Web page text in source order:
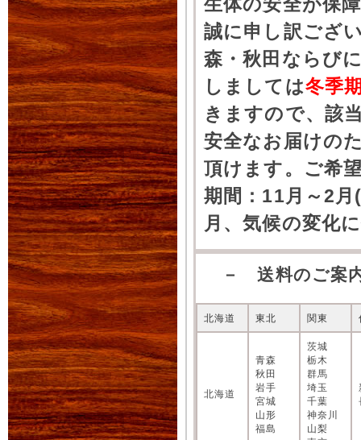
誠に申し訳ござ
森・秋田ならび
しましては冬季
きますので、該
安全なお届けの
頂けます。ご希
期間：11月～2
月、気候の変化
－ 送料のご案
北海道 東北 関東
北海道
青森
秋田
岩手
宮城
山形
福島
茨城
栃木
群馬
埼玉
千葉
神奈川
山梨